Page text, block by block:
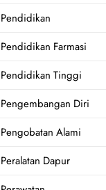
Pendidikan
Pendidikan Farmasi
Pendidikan Tinggi
Pengembangan Diri
Pengobatan Alami
Peralatan Dapur